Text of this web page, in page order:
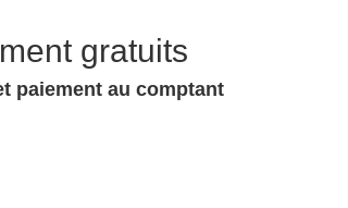
gratuits
paiement au comptant